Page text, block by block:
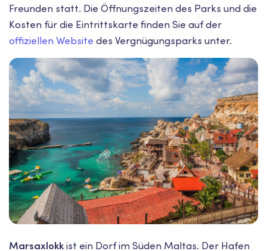
Freunden statt. Die Öffnungszeiten des Parks und die
Kosten für die Eintrittskarte finden Sie auf der
offiziellen Website des Vergnügungsparks unter.
Marsaxlokkist ein Dorf im Süden Maltas. Der Hafen